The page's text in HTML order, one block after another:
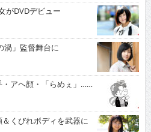
がDVDデビュー
」監督舞台に
アヘ顔・「らめぇ」……
くびれボディを武器に